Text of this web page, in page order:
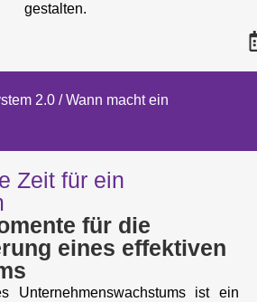
gestalten.
2.0 / Wann macht ein
Zeit für ein
für die
eines effektiven
Unternehmenswachstums ist ein